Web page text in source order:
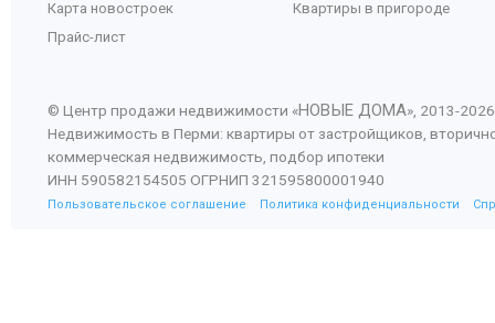
Карта новостроек
Прайс-лист
Квартиры в пригороде
© Центр продажи недвижимости «НОВЫЕ ДОМА», 2013-2026
Недвижимость в Перми: квартиры от застройщиков,
коммерческая недвижимость, подбор ипотеки
ИНН 590582154505 ОГРНИП 321595800001940
Пользовательское соглашение Политика конфиденциальности